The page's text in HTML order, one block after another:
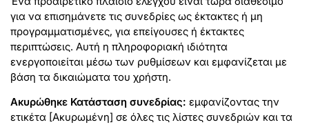
για να επισημάνετε τις συνεδρίες ως έκτακτες ή μη
προγραμματισμένες, για επείγουσες ή έκτακτες
περιπτώσεις. Αυτή η πληροφοριακή ιδιότητα
ενεργοποιείται μέσω των ρυθμίσεων και εμφανίζεται με
βάση τα δικαιώματα του χρήστη.
Ακυρώθηκε Κατάσταση συνεδρίας: εμφανίζοντας την
ετικέτα [Ακυρωμένη] σε όλες τις λίστες συνεδριών και τα